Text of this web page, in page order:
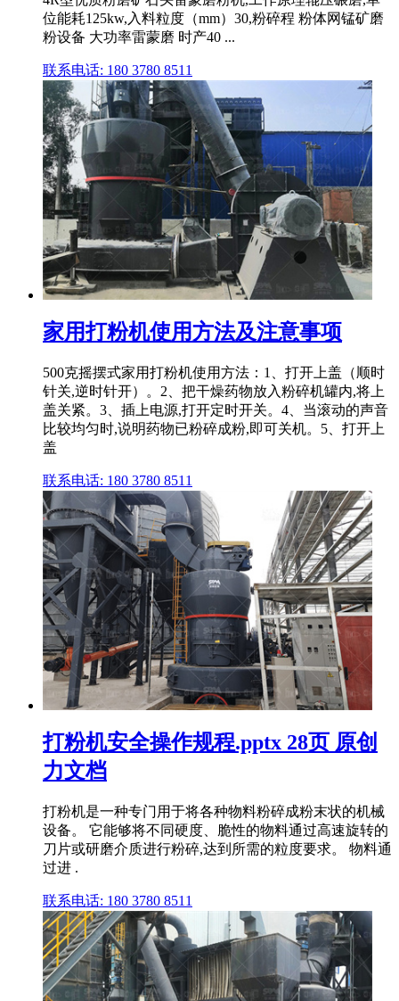
位能耗125kw,入料粒度（mm）30,粉碎程 粉体网锰矿磨
粉设备 大功率雷蒙磨 时产40 ...
联系电话: 180 3780 8511
家用打粉机使用方法及注意事项
500克摇摆式家用打粉机使用方法：1、打开上盖（顺时
针关,逆时针开）。2、把干燥药物放入粉碎机罐内,将上
盖关紧。3、插上电源,打开定时开关。4、当滚动的声音
比较均匀时,说明药物已粉碎成粉,即可关机。5、打开上
盖
联系电话: 180 3780 8511
打粉机安全操作规程.pptx 28页 原创
力文档
打粉机是一种专门用于将各种物料粉碎成粉末状的机械
设备。 它能够将不同硬度、脆性的物料通过高速旋转的
刀片或研磨介质进行粉碎,达到所需的粒度要求。 物料通
过进 .
联系电话: 180 3780 8511